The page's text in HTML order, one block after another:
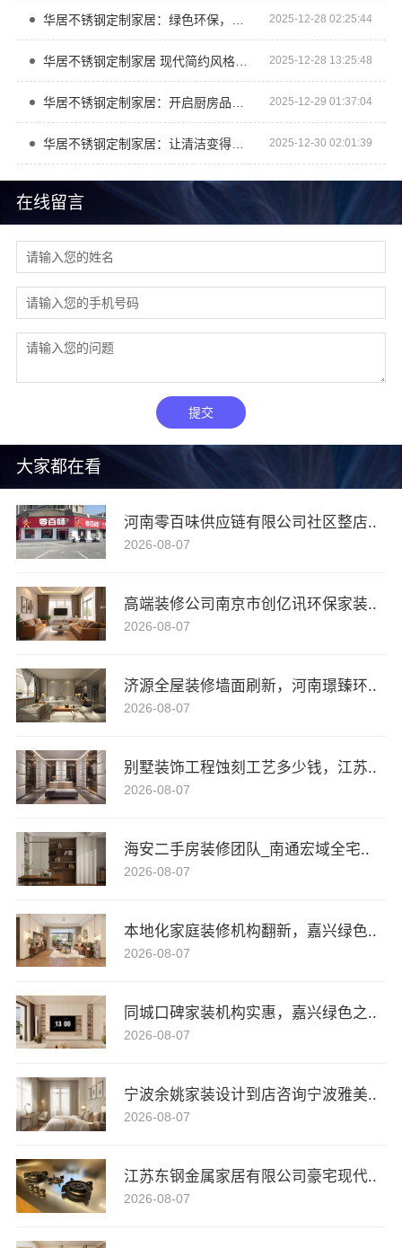
大家都在看
河南零百味供应链有限公司社区整店..
2026-08-07
高端装修公司南京市创亿讯环保家装..
2026-08-07
济源全屋装修墙面刷新，河南璟臻环..
2026-08-07
别墅装饰工程蚀刻工艺多少钱，江苏..
2026-08-07
海安二手房装修团队_南通宏域全宅..
2026-08-07
本地化家庭装修机构翻新，嘉兴绿色..
2026-08-07
同城口碑家装机构实惠，嘉兴绿色之..
2026-08-07
宁波余姚家装设计到店咨询宁波雅美..
2026-08-07
江苏东钢金属家居有限公司豪宅现代..
2026-08-07
在线留言
提交
2025-12-28 02:25:44
华居不锈钢定制家居 现代简约风格让空间更显宽敞 2025-12-28 13:25:48
2025-12-29 01:37:04
华居不锈钢定制家居：让清洁变得更简单 2025-12-30 02:01:39